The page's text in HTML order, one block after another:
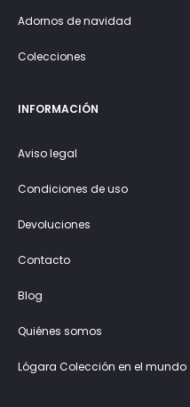
Adornos de navidad
Colecciones
INFORMACIÓN
Aviso legal
Condiciones de uso
Devoluciones
Contacto
Blog
Quiénes somos
Lógara Colección en el mundo